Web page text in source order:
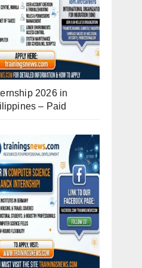
2026 in
– Paid